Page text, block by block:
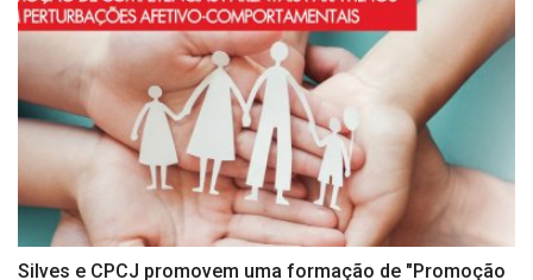
Silves e CPCJ promovem uma formação de "Promoção